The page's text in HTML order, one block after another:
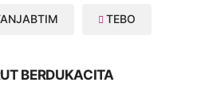
TEBO
BERDUKACITA